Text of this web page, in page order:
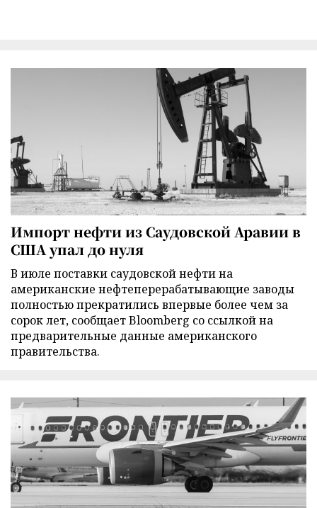
Импорт нефти из Саудовской Аравии в
США упал до нуля
В июле поставки саудовской нефти на
американские нефтеперерабатывающие заводы
полностью прекратились впервые более чем за
сорок лет, сообщает Bloomberg со ссылкой на
предварительные данные американского
правительства.